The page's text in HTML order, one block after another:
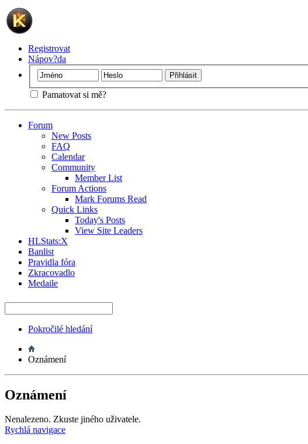
Registrovat
Nápov?da
Pamatovat si mě?
Forum
New Posts
FAQ
Calendar
Community
Member List
Forum Actions
Mark Forums Read
Quick Links
Today's Posts
View Site Leaders
HLStats:X
Banlist
Pravidla fóra
Zkracovadlo
Medaile
Pokročilé hledání
Oznámení
Oznámení
Nenalezeno. Zkuste jiného uživatele.
Rychlá navigace